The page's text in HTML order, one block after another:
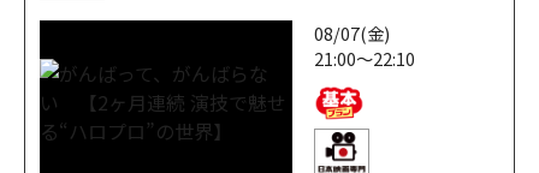
08/07(金)
21:00～22:10